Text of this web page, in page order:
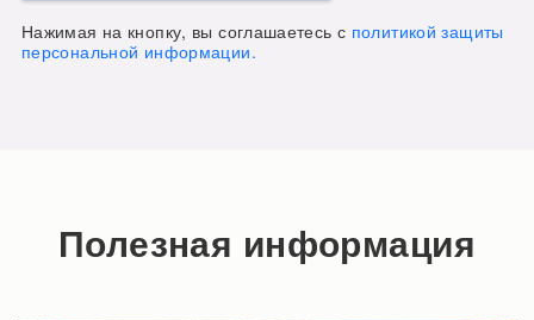
Нажимая на кнопку, вы соглашаетесь с политикой защиты
персональной информации.
Полезная информация